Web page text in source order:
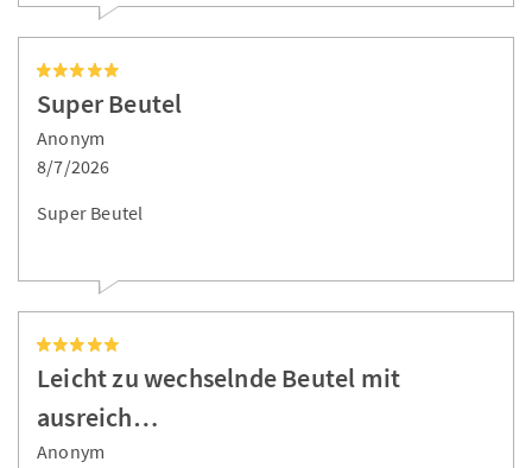
Super Beutel
Anonym
8/7/2026
Super Beutel
Leicht zu wechselnde Beutel mit
ausreich…
Anonym